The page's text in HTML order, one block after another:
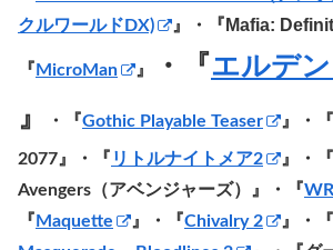
クルワールドDX)
』・『 Mafia:
『MicroMan 』 ・『 エルデ
』
・『Gothic Playable Teaser 』・
2077』・『 リトルナイトメア2
』・
Avengers（アベンジャーズ）
』・『
『Maquette 』・『Chivalry 2 』・『